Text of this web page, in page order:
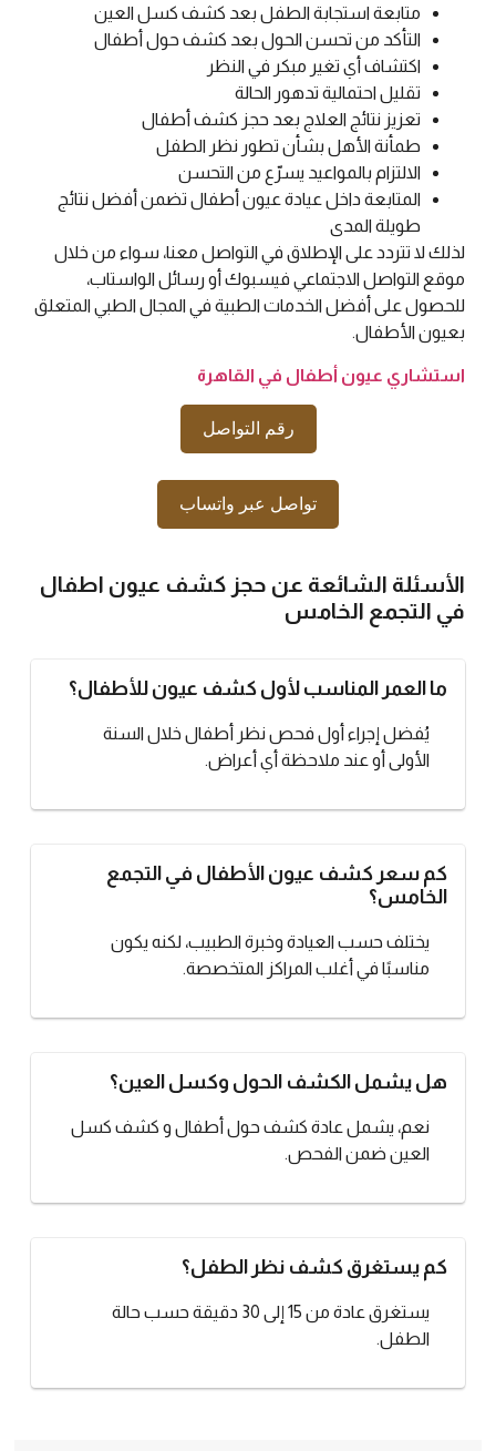
متابعة استجابة الطفل بعد كشف كسل العين
التأكد من تحسن الحول بعد كشف حول أطفال
اكتشاف أي تغير مبكر في النظر
تقليل احتمالية تدهور الحالة
تعزيز نتائج العلاج بعد حجز كشف أطفال
طمأنة الأهل بشأن تطور نظر الطفل
الالتزام بالمواعيد يسرّع من التحسن
المتابعة داخل عيادة عيون أطفال تضمن أفضل نتائج
طويلة المدى
لذلك لا تتردد على الإطلاق في التواصل معنا، سواء من خلال
موقع التواصل الاجتماعي فيسبوك أو رسائل الواستاب،
للحصول على أفضل الخدمات الطبية في المجال الطبي المتعلق
بعيون الأطفال.
استشاري عيون أطفال في القاهرة
رقم التواصل
تواصل عبر واتساب
الأسئلة الشائعة عن حجز كشف عيون اطفال
في التجمع الخامس
ما العمر المناسب لأول كشف عيون للأطفال؟
يُفضل إجراء أول فحص نظر أطفال خلال السنة
الأولى أو عند ملاحظة أي أعراض.
كم سعر كشف عيون الأطفال في التجمع
الخامس؟
يختلف حسب العيادة وخبرة الطبيب، لكنه يكون
مناسبًا في أغلب المراكز المتخصصة.
هل يشمل الكشف الحول وكسل العين؟
نعم، يشمل عادة كشف حول أطفال و كشف كسل
العين ضمن الفحص.
كم يستغرق كشف نظر الطفل؟
يستغرق عادة من 15 إلى 30 دقيقة حسب حالة
الطفل.